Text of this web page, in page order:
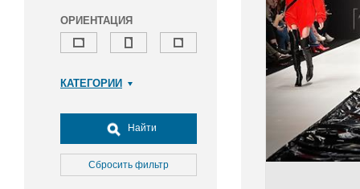
ОРИЕНТАЦИЯ
КАТЕГОРИИ
Досуг, туризм и отдых
Культура
Медицина
Найти
Сбросить фильтр